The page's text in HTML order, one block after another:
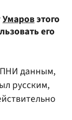
Умаровэтого
его
данным,
русским,